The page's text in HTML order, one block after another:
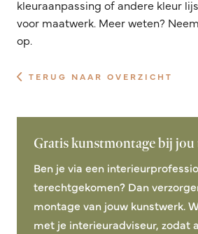
kleuraanpassing of andere kleur
voor maatwerk. Meer weten?
op.
TERUG NAAR OVERZICHT
Gratis kunstmontage bij
Ben je via een
terechtgekomen? Dan
montage van jouw kunstwerk.
met je interieuradviseur, zodat